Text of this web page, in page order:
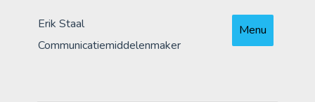
Erik Staal
Communicatiemiddelenmaker
Menu